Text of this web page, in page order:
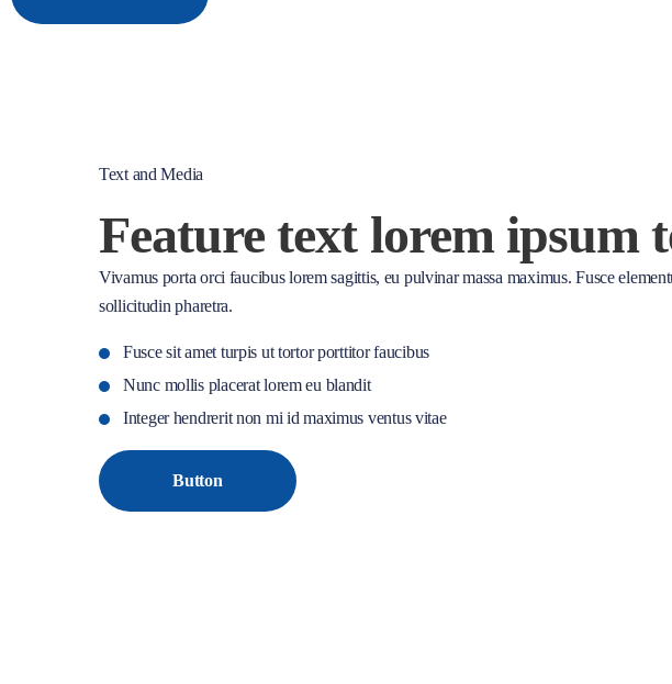
Text and Media
Feature text lorem ipsum
Vivamus porta orci faucibus lorem sagittis, eu pulvinar massa maximus. Fusce
sollicitudin pharetra.
Fusce sit amet turpis ut tortor porttitor faucibus
Nunc mollis placerat lorem eu blandit
Integer hendrerit non mi id maximus ventus vitae
Button